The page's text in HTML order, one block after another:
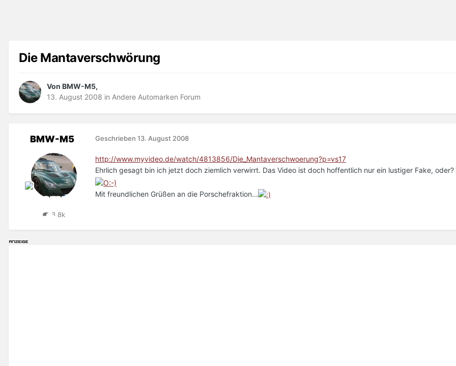
Die Mantaverschwörung
Von BMW-M5,
13. August 2008 in Andere Automarken Forum
BMW-M5
3,8k
Geschrieben 13. August 2008
http://www.myvideo.de/watch/4813856/Die_Mantaverschwoerung?p=vs17
Ehrlich gesagt bin ich jetzt doch ziemlich verwirrt. Das Video ist doch hoffentlich nur ein lustiger Fake, oder?
Mit freundlichen Grüßen an die Porschefraktion...